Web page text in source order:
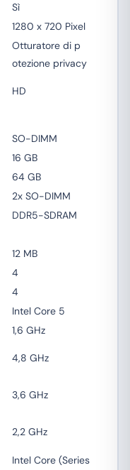
Sì
1280 x 720 Pixel
Otturatore di p
otezione privacy
HD
SO-DIMM
16 GB
64 GB
2x SO-DIMM
DDR5-SDRAM
12 MB
4
4
Intel Core 5
1,6 GHz
4,8 GHz
3,6 GHz
2,2 GHz
Intel Core (Series